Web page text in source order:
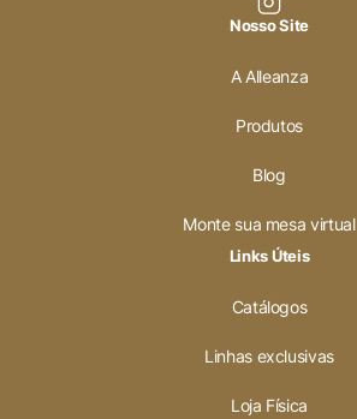
Nosso Site
A Alleanza
Produtos
Blog
Monte sua mesa virtual
Links Úteis
Catálogos
Linhas exclusivas
Loja Física